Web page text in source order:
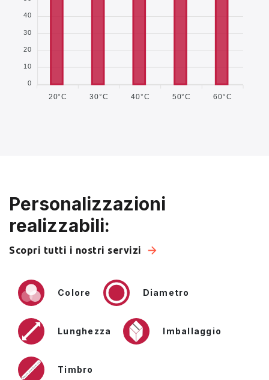
20°C 30°C 40°C 50°C 60°C
40
30
20
10
0
Personalizzazioni
realizzabili:
Scopri tutti i nostri servizi
Colore Diametro
Lunghezza Imballaggio
Timbro